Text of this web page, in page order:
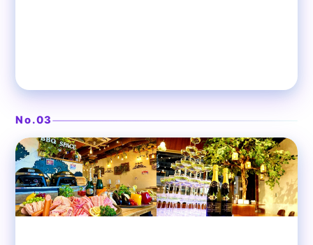
No.03
渋谷 ビストロ肉酒場
渋谷ガーデンスペース道玄坂
店